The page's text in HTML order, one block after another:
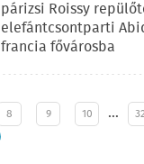
párizsi Roissy
elefántcsontparti
francia fővárosba
8 9 10 …